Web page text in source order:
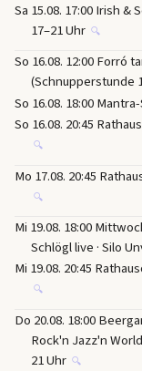
Sa 15.08. 17:00 Irish &
17–21 Uhr 🔍
So 16.08. 12:00 Forró
(Schnupperstunde
So 16.08. 18:00
So 16.08. 20:45
🔍
Mo 17.08. 20:45
🔍
Mi 19.08. 18:00
Schlögl live · Silo
Mi 19.08. 20:45
🔍
Do 20.08. 18:00
Rock'n Jazz'n
21 Uhr 🔍